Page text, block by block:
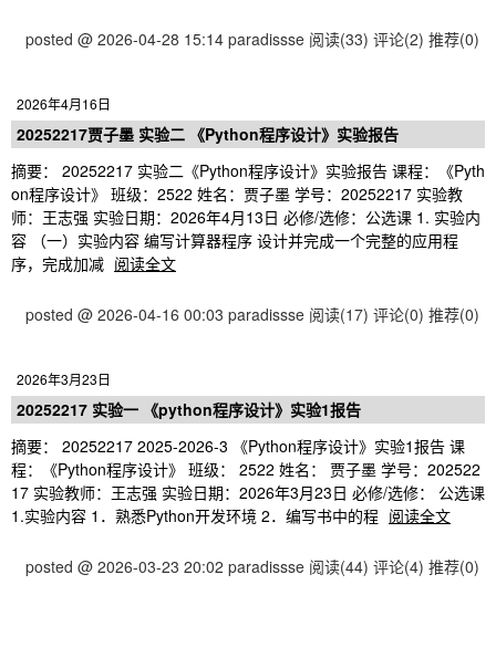
posted @ 2026-04-28 15:14 paradissse 阅读(33) 评论(2) 推荐(0)
2026年4月16日
20252217贾子墨 实验二 《Python程序设计》实验报告
摘要： 20252217 实验二《Python程序设计》实验报告 课程：《Pyth
on程序设计》 班级：2522 姓名：贾子墨 学号：20252217 实验教
师：王志强 实验日期：2026年4月13日 必修/选修：公选课 1. 实验内
容 （一）实验内容 编写计算器程序 设计并完成一个完整的应用程
序，完成加减 阅读全文
posted @ 2026-04-16 00:03 paradissse 阅读(17) 评论(0) 推荐(0)
2026年3月23日
20252217 实验一 《python程序设计》实验1报告
摘要： 20252217 2025-2026-3 《Python程序设计》实验1报告 课
程：《Python程序设计》 班级： 2522 姓名： 贾子墨 学号：202522
17 实验教师：王志强 实验日期：2026年3月23日 必修/选修： 公选课
1.实验内容 1．熟悉Python开发环境 2．编写书中的程 阅读全文
posted @ 2026-03-23 20:02 paradissse 阅读(44) 评论(4) 推荐(0)